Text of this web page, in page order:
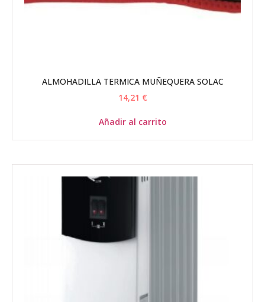
ALMOHADILLA TERMICA MUÑEQUERA SOLAC
14,21 €
Añadir al carrito